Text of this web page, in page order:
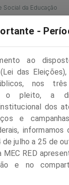
-
ao
das
nos
o pleito, a
dos
e
informamos
julho a 25 de
RED
e no
Social da Educação